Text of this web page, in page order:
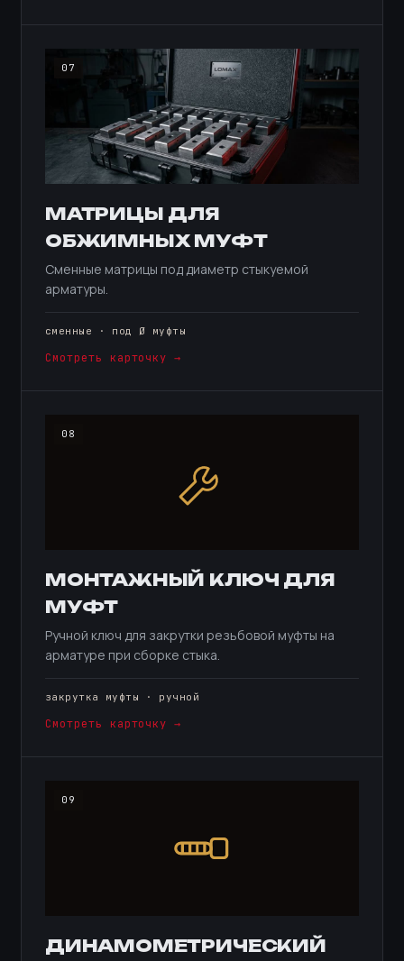
07
МАТРИЦЫ ДЛЯ
ОБЖИМНЫХ МУФТ
Сменные матрицы под диаметр стыкуемой
арматуры.
сменные · под Ø муфты
Смотреть карточку →
08
МОНТАЖНЫЙ КЛЮЧ ДЛЯ
МУФТ
Ручной ключ для закрутки резьбовой муфты на
арматуре при сборке стыка.
закрутка муфты · ручной
Смотреть карточку →
09
ДИНАМОМЕТРИЧЕСКИЙ